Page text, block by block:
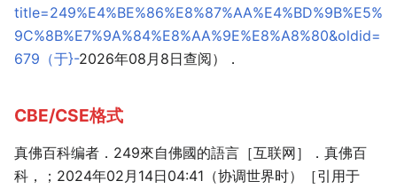
title=249%E4%BE%86%E8%87%AA%E4%BD%9B%E5%
9C%8B%E7%9A%84%E8%AA%9E%E8%A8%80&oldid=
679（于}-2026年08月8日查阅）．
CBE/CSE格式
真佛百科编者．249來自佛國的語言［互联网］．真佛百
科，；2024年02月14日04:41（协调世界时）［引用于